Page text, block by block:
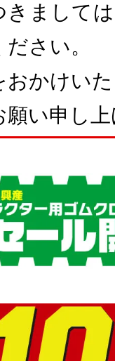
まして
さい。
おかけい
い申し